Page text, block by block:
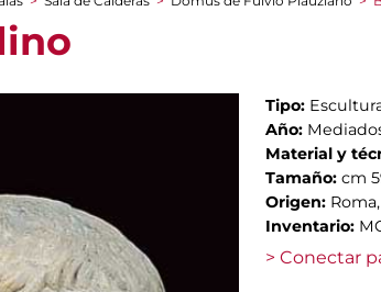
Tipo:
Año:
Material y
Tamaño: cm
Origen:
Inventario:
> Conectar